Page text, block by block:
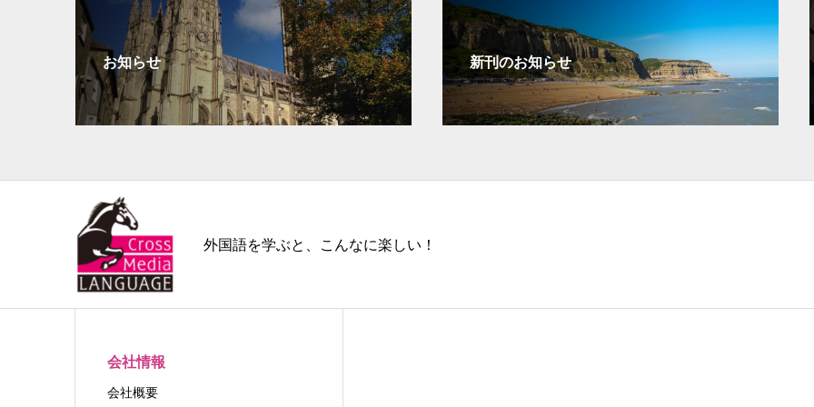
お知らせ 新刊のお知らせ
外国語を学ぶと、こんなに楽しい！
会社情報
会社概要